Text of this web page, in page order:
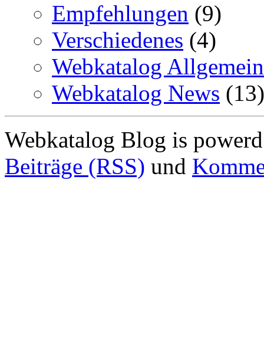
Empfehlungen (9)
Verschiedenes (4)
Webkatalog Allgemein
Webkatalog News (13)
Webkatalog Blog is
Beiträge (RSS) und